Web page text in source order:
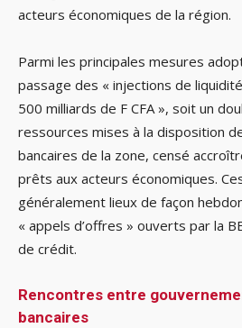
acteurs économiques de la région.
Parmi les principales mesures
passage des « injections de
500 milliards de F CFA », soit un
ressources mises à la disposition
bancaires de la zone, censé
prêts aux acteurs économiques.
généralement lieux de façon
« appels d’offres » ouverts par la
de crédit.
Rencontres entre
bancaires